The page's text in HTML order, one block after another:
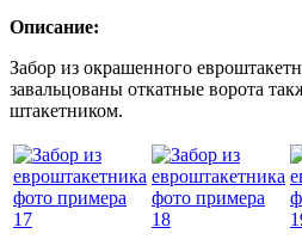
Описание:
Забор из окрашенного
завальцованы откатные ворота
штакетником.